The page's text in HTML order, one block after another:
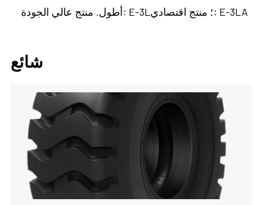
أطول. منتج عالي الجودة: E-3L؛ منتج اقتصادي: E-3LA
شائع